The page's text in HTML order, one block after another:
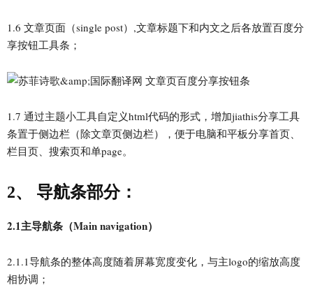
1.6 文章页面（single post）,文章标题下和内文之后各放置百度分
享按钮工具条；
1.7 通过主题小工具自定义html代码的形式，增加jiathis分享工具
条置于侧边栏（除文章页侧边栏），便于电脑和平板分享首页、
栏目页、搜索页和单page。
2、 导航条部分：
2.1主导航条（Main navigation）
2.1.1导航条的整体高度随着屏幕宽度变化，与主logo的缩放高度
相协调；